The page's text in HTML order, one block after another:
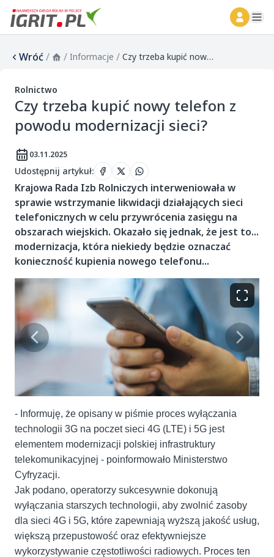
Wróć/ / Informacje / Czy trzeba kupić nowy telefon z powodu modernizacji sieci?
Rolnictwo
Czy trzeba kupić nowy telefon z
powodu modernizacji sieci?
03.11.2025
Udostępnij artykuł:
Krajowa Rada Izb Rolniczych interweniowała w
sprawie wstrzymanie likwidacji działających sieci
telefonicznych w celu przywrócenia zasięgu na
obszarach wiejskich. Okazało się jednak, że jest to...
modernizacja, która niekiedy będzie oznaczać
konieczność kupienia nowego telefonu...
- Informuję, że opisany w piśmie proces wyłączania
technologii 3G na poczet sieci 4G (LTE) i 5G jest
elementem modernizacji polskiej infrastruktury
telekomunikacyjnej - poinformowało Ministerstwo
Cyfryzacji.
Jak podano, operatorzy sukcesywnie dokonują
wyłączania starszych technologii, aby zwolnić zasoby
dla sieci 4G i 5G, które zapewniają wyższą jakość usług,
większą przepustowość oraz efektywniejsze
wykorzystywanie częstotliwości radiowych. Proces ten